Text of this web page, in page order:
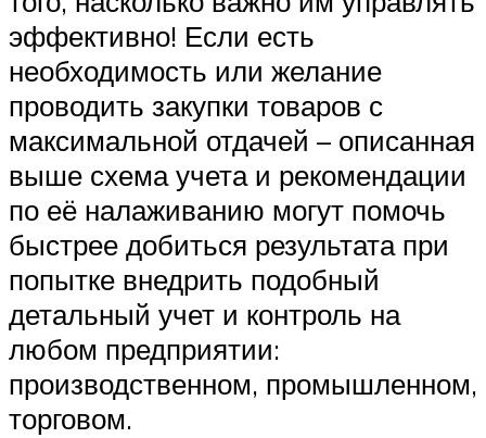
эффективно! Если есть
необходимость или желание
проводить закупки товаров с
максимальной отдачей – описанная
выше схема учета и рекомендации
по её налаживанию могут помочь
быстрее добиться результата при
попытке внедрить подобный
детальный учет и контроль на
любом предприятии:
производственном, промышленном,
торговом.